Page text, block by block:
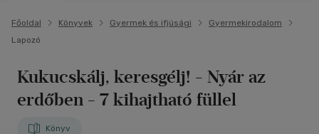
Főoldal Könyvek Gyermek és ifjúsági
Gyermekirodalom
Lapozó
Kukucskálj, keresgélj! - Nyár az
erdőben - 7 kihajtható füllel
Könyv